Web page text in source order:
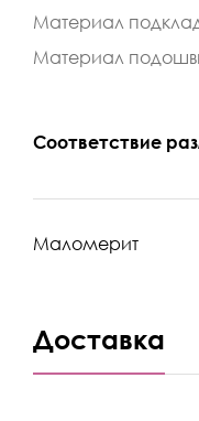
Материал
Материал
Соответствие
Маломерит
Доставка